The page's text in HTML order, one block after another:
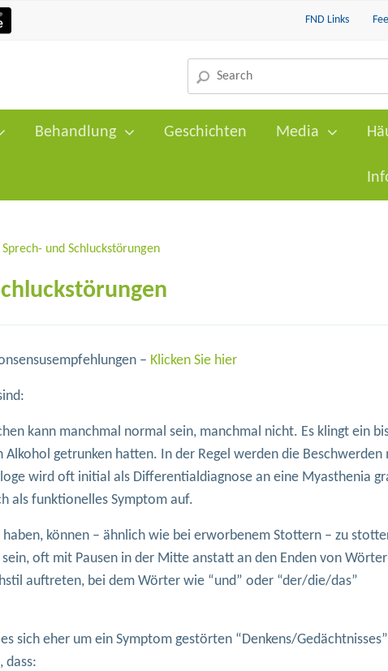
FND Links
Behandlung Geschichten Media
und Schluckstörungen
– Klicken Sie hier
kann manchmal normal sein, manchmal nicht. Es klingt ein
getrunken hatten. In der Regel werden die Beschwerden
wird oft initial als Differentialdiagnose an eine Myasthenia
als funktionelles Symptom auf.
können – ähnlich wie bei erworbenem Stottern – zu
oft mit Pausen in der Mitte anstatt an den Enden von
auftreten, bei dem Wörter wie “und” oder “der/die/das”
sich eher um ein Symptom gestörten “Denkens/
dass: